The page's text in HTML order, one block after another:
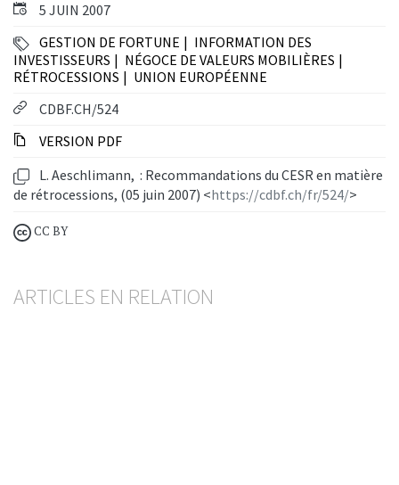
5 JUIN 2007
GESTION DE FORTUNE
INFORMATION DES
INVESTISSEURS
NÉGOCE DE VALEURS MOBILIÈRES
RÉTROCESSIONS
UNION EUROPÉENNE
CDBF.CH/524
VERSION PDF
L. Aeschlimann, : Recommandations du CESR en matière
de rétrocessions, (05 juin 2007) <https://cdbf.ch/fr/524/>
CC BY
ARTICLES EN RELATION